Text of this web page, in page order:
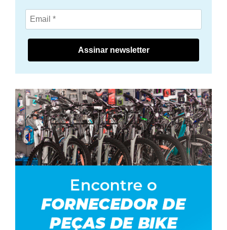
Assinar newsletter